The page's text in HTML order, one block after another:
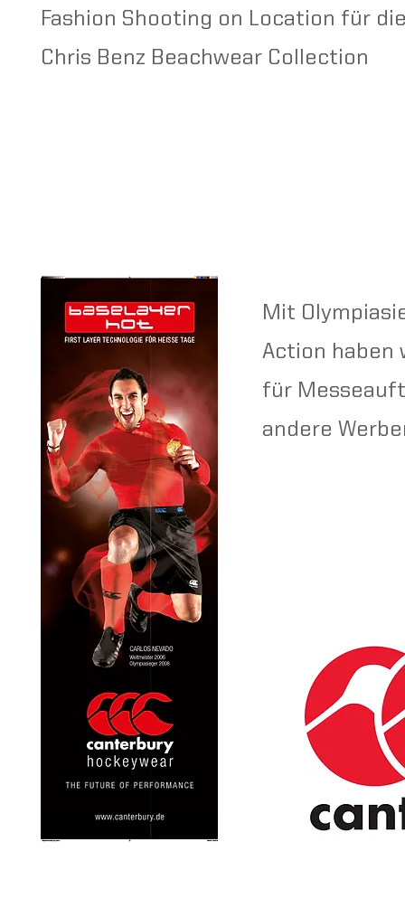
Fashion Shooting on Location für
Chris Benz Beachwear Collection
Sexy Lingerie Red Corner by
Collection, Fotografie für
Katalog, POS und Messen.
Mit
Action haben
für
andere